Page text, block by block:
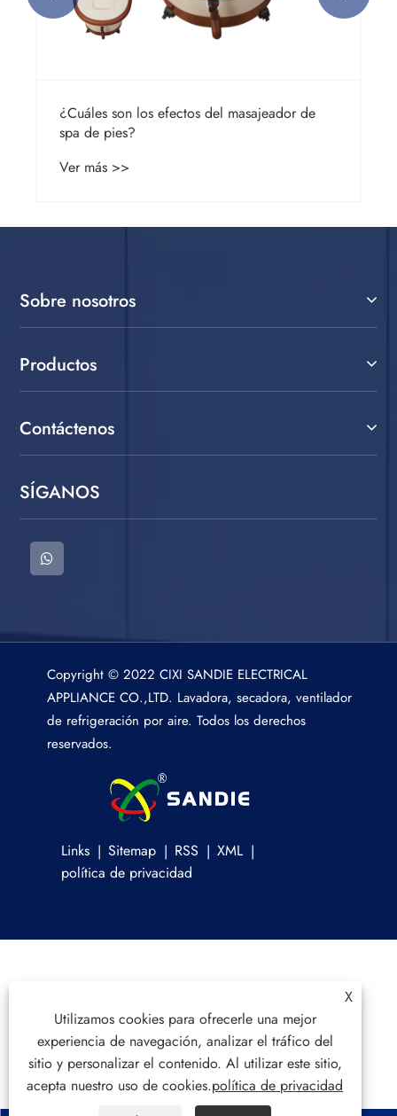
¿Cuáles son los efectos del masajeador de
spa de pies?
Ver más >>
Sobre nosotros
Productos
Contáctenos
SÍGANOS
Copyright © 2022 CIXI SANDIE ELECTRICAL
APPLIANCE CO.,LTD. Lavadora, secadora, ventilador
de refrigeración por aire. Todos los derechos
reservados.
Links Sitemap RSS
XML
política de privacidad
X
Utilizamos cookies para ofrecerle una mejor
experiencia de navegación, analizar el tráfico del
sitio y personalizar el contenido. Al utilizar este sitio,
acepta nuestro uso de cookies.política de privacidad